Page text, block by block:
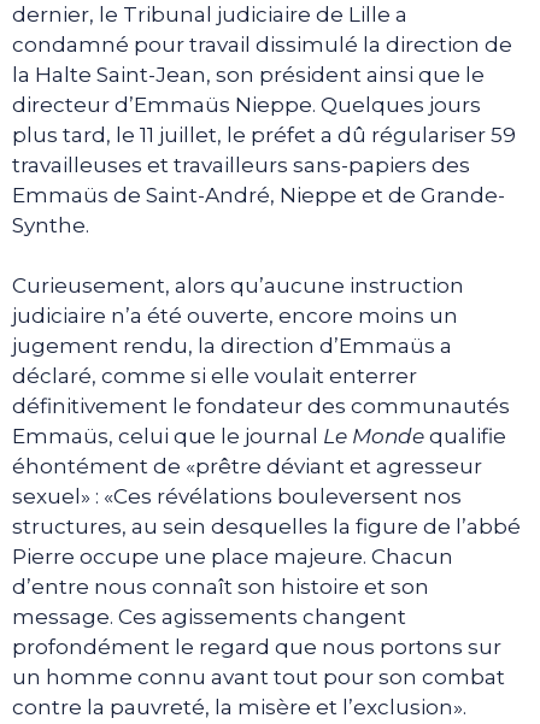
dernier, le Tribunal judiciaire de Lille a
condamné pour travail dissimulé la direction de
la Halte Saint-Jean, son président ainsi que le
directeur d’Emmaüs Nieppe. Quelques jours
plus tard, le 11 juillet, le préfet a dû régulariser 59
travailleuses et travailleurs sans-papiers des
Emmaüs de Saint-André, Nieppe et de Grande-
Synthe.
Curieusement, alors qu’aucune instruction
judiciaire n’a été ouverte, encore moins un
jugement rendu, la direction d’Emmaüs a
déclaré, comme si elle voulait enterrer
définitivement le fondateur des communautés
Emmaüs, celui que le journal Le Monde qualifie
éhontément de «prêtre déviant et agresseur
sexuel» : «Ces révélations bouleversent nos
structures, au sein desquelles la figure de l’abbé
Pierre occupe une place majeure. Chacun
d’entre nous connaît son histoire et son
message. Ces agissements changent
profondément le regard que nous portons sur
un homme connu avant tout pour son combat
contre la pauvreté, la misère et l’exclusion».